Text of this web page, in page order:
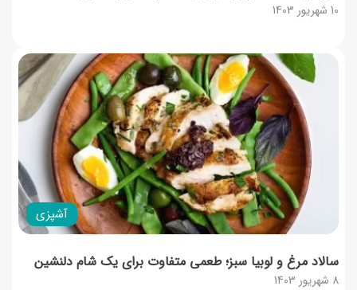
10 شهریور 1403
آشپزی
8 شهریور 1403
سالاد مرغ و لوبیا سبز؛ طعمی متفاوت برای یک شام دلنشین